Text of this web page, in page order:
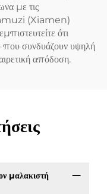
με τις
(Xiamen)
ότι
που συνδυάζουν υψηλή
απόδοση.
μαλακιστή